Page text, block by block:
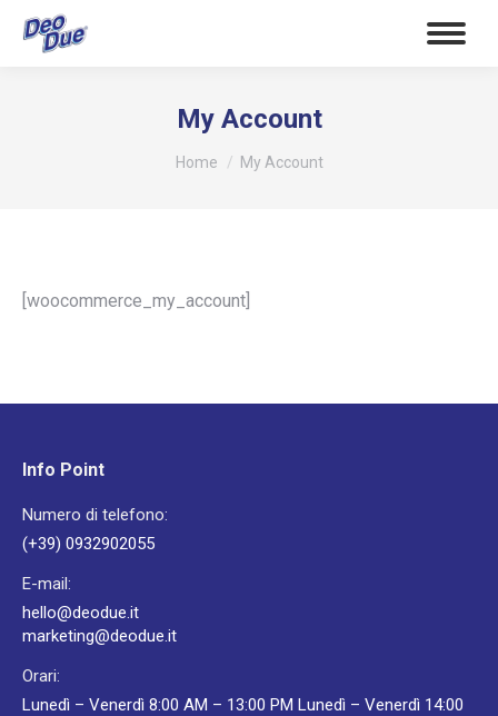
My Account
Tu sei qui:
Home My Account
[woocommerce_my_account]
Info Point
Numero di telefono:
(+39) 0932902055
E-mail:
hello@deodue.it
marketing@deodue.it
Orari:
Lunedì – Venerdì 8:00 AM – 13:00 PM Lunedì – Venerdì 14:00